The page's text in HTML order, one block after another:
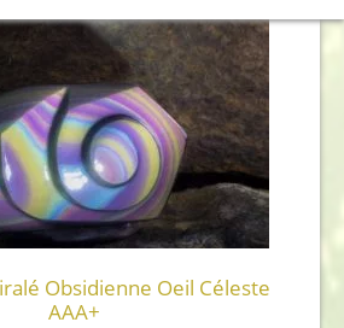
plus
Obsidienne Oeil Céleste
AAA+